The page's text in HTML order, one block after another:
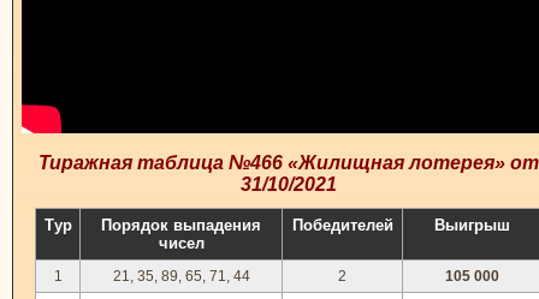
Тиражная таблица №466 «Жилищная лотерея» от
31/10/2021
Тур
Порядок выпадения
чисел
Победителей Выигрыш
1 21, 35, 89, 65, 71, 44 2
105 000